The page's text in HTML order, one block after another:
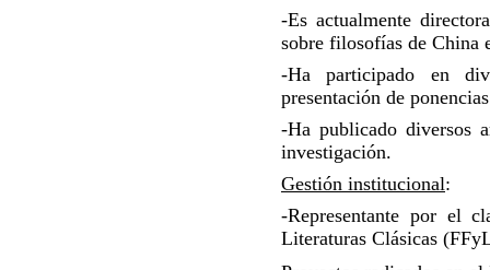
-Es actualmente
sobre filosofías de China
-Ha participado en
presentación de
-Ha publicado diversos
investigación.
Gestión institucional:
-Representante por el
Literaturas Clásicas